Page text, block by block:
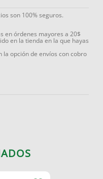
son 100% seguros.
en órdenes mayores a 20$
en la tienda en la que hayas
la opción de envíos con cobro